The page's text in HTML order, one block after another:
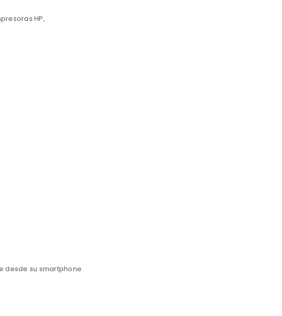
HP,
desde su smartphone.